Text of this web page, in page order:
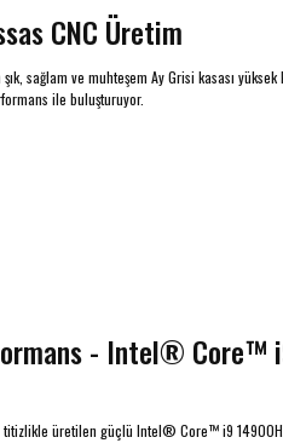
CNC Üretim
şık, sağlam ve muhteşem Ay Grisi kasası
ile buluşturuyor.
- Intel® Core™
üretilen güçlü Intel® Core™ i9